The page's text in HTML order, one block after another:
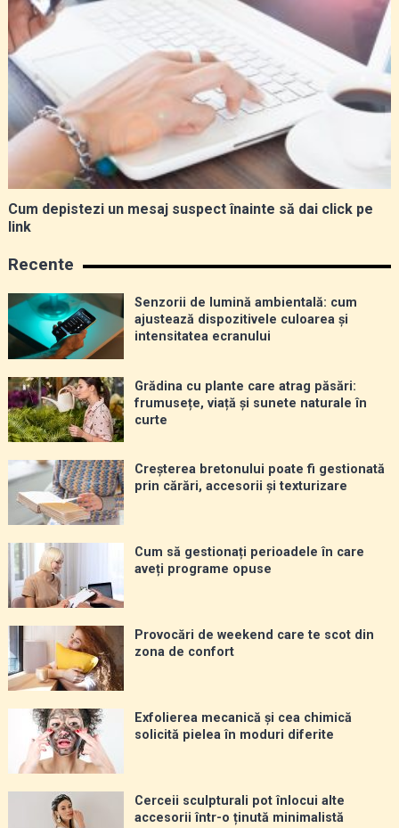
Cum depistezi un mesaj suspect înainte să dai click pe
link
Recente
Senzorii de lumină ambientală: cum
ajustează dispozitivele culoarea și
intensitatea ecranului
Grădina cu plante care atrag păsări:
frumusețe, viață și sunete naturale în
curte
Creșterea bretonului poate fi gestionată
prin cărări, accesorii și texturizare
Cum să gestionați perioadele în care
aveți programe opuse
Provocări de weekend care te scot din
zona de confort
Exfolierea mecanică și cea chimică
solicită pielea în moduri diferite
Cerceii sculpturali pot înlocui alte
accesorii într-o ținută minimalistă